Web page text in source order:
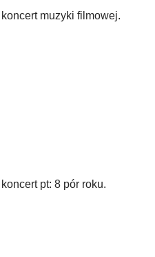
muzyki filmowej.
pt: 8 pór roku.